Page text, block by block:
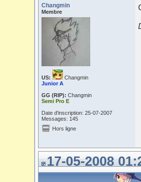
Changmin
Membre
US:
Changmin
Junior A
GG (RIP): Changmin
Semi Pro E
Date d'inscription: 25-07-2007
Messages: 145
Hors ligne
17-05-2008